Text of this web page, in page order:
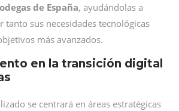
de España, ayudándolas a
tanto sus necesidades tecnológicas
más avanzados.
en la transición digital
se centrará en áreas estratégicas